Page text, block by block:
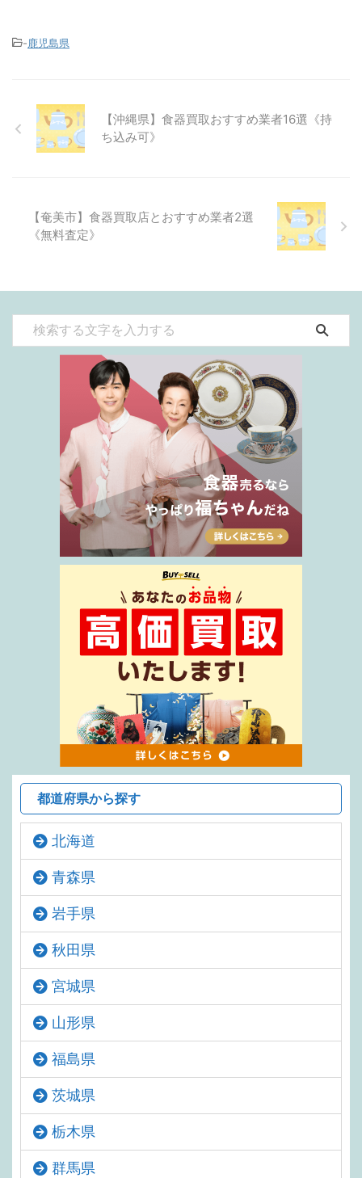
-鹿児島県
【沖縄県】食器買取おすすめ業者16選《持
ち込み可》
【奄美市】食器買取店とおすすめ業者2選
《無料査定》
都道府県から探す
北海道
青森県
岩手県
秋田県
宮城県
山形県
福島県
茨城県
栃木県
群馬県